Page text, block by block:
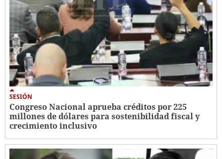
SESIÓN
Congreso Nacional aprueba créditos por 225
millones de dólares para sostenibilidad fiscal y
crecimiento inclusivo